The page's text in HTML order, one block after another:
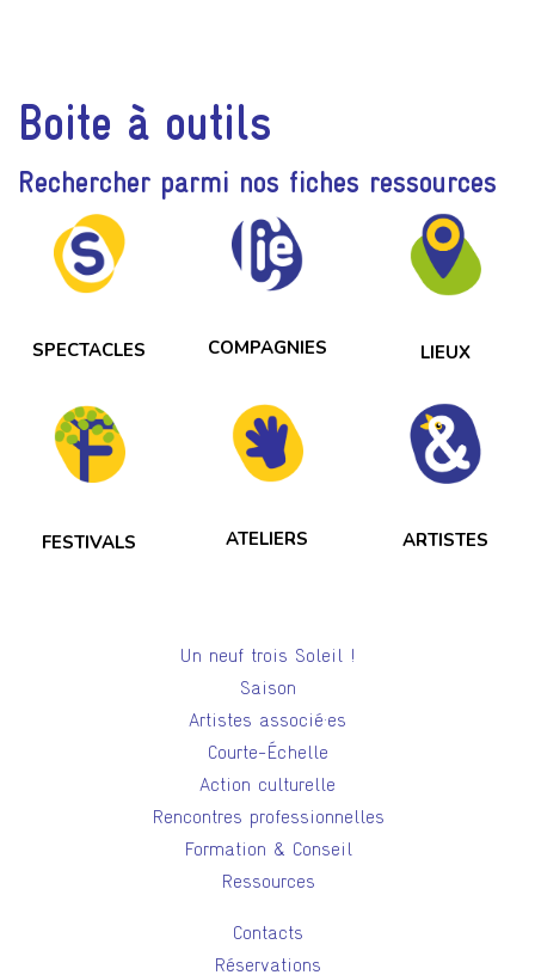
Boite à outils
Rechercher parmi nos fiches ressources
SPECTACLES COMPAGNIES LIEUX
FESTIVALS ATELIERS ARTISTES
Un neuf trois Soleil !
Saison
Artistes associé·es
Courte-Échelle
Action culturelle
Rencontres professionnelles
Formation & Conseil
Ressources
Contacts
Réservations